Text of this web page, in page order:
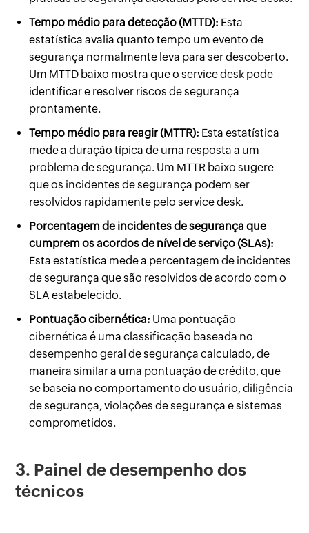
Tempo médio para detecção (MTTD): Esta
estatística avalia quanto tempo um evento de
segurança normalmente leva para ser descoberto.
Um MTTD baixo mostra que o service desk pode
identificar e resolver riscos de segurança
prontamente.
Tempo médio para reagir (MTTR): Esta estatística
mede a duração típica de uma resposta a um
problema de segurança. Um MTTR baixo sugere
que os incidentes de segurança podem ser
resolvidos rapidamente pelo service desk.
Porcentagem de incidentes de segurança que
cumprem os acordos de nível de serviço (SLAs):
Esta estatística mede a percentagem de incidentes
de segurança que são resolvidos de acordo com o
SLA estabelecido.
Pontuação cibernética: Uma pontuação
cibernética é uma classificação baseada no
desempenho geral de segurança calculado, de
maneira similar a uma pontuação de crédito, que
se baseia no comportamento do usuário, diligência
de segurança, violações de segurança e sistemas
comprometidos.
3. Painel de desempenho dos
técnicos